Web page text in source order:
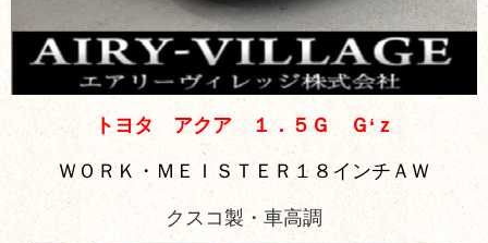
トヨタ アクア １．５Ｇ Ｇ‘ｚ
ＷＯＲＫ・ＭＥＩＳＴＥＲ１８インチＡＷ
クスコ製・車高調